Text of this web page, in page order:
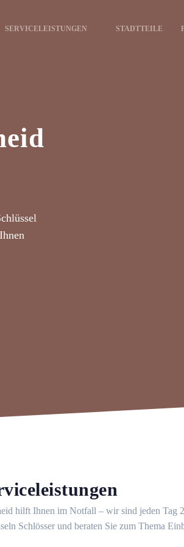
SERVICELEISTUNGEN STADTTEILE
hilft Ihnen im Notfall – wir sind jeden Tag
Schlösser und beraten Sie zum Thema